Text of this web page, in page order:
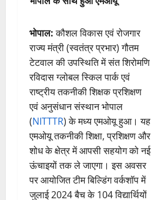
भोपाल:कौशल विकास एवं रोजगार
राज्य मंत्री (स्वतंत्र प्रभार) गौतम
टेटवाल की उपस्थिति में संत शिरोमणि
रविदास ग्लोबल स्किल पार्क एवं
राष्ट्रीय तकनीकी शिक्षक प्रशिक्षण
एवं अनुसंधान संस्थान भोपाल
(NITTTR) के मध्य एमओयू हुआ। यह
एमओयू तकनीकी शिक्षा, प्रशिक्षण और
शोध के क्षेत्र में आपसी सहयोग को नई
ऊंचाइयों तक ले जाएगा। इस अवसर
पर आयोजित टीम बिल्डिंग वर्कशॉप में
जुलाई 2024 बैच के 104 विद्यार्थियों